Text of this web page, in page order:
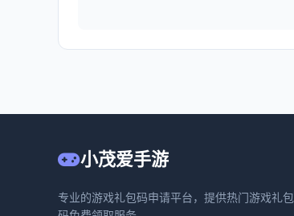
小茂爱手游
专业的游戏礼包码申请平台，提供热门游戏礼包